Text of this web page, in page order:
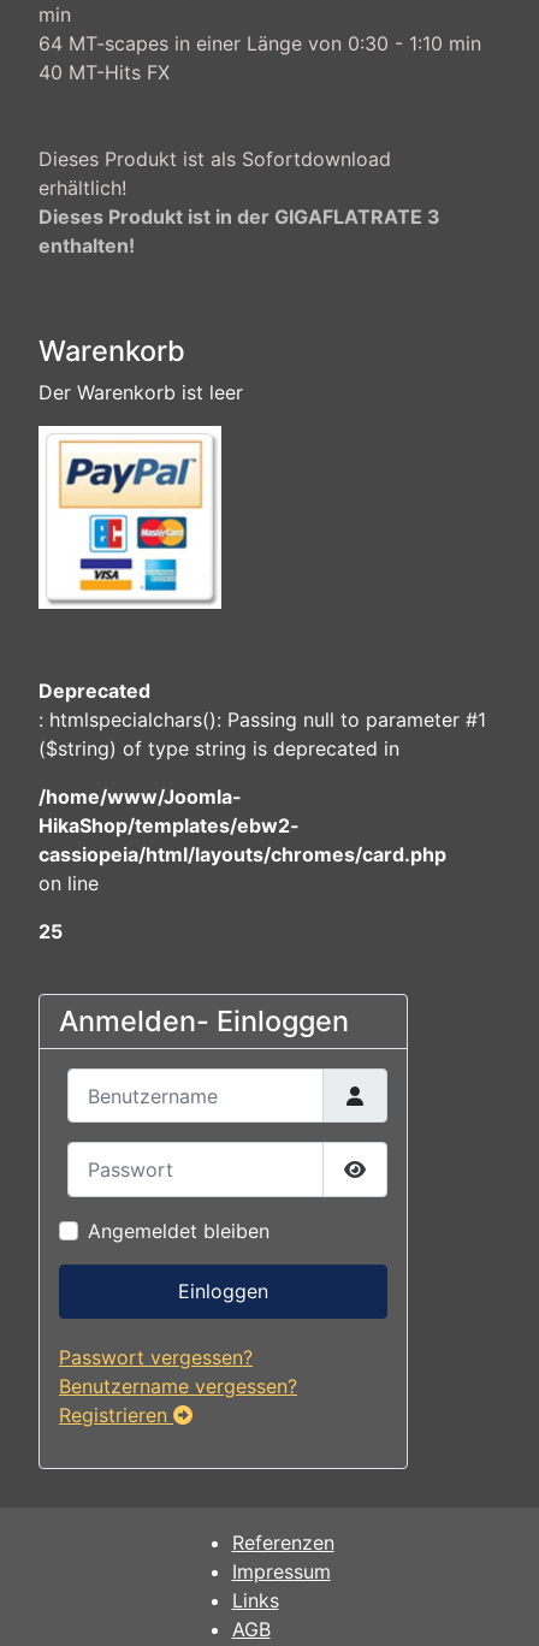
min
64 MT-scapes in einer Länge von 0:30 - 1:10 min
40 MT-Hits FX
Dieses Produkt ist als Sofortdownload
erhältlich!
Dieses Produkt ist in der GIGAFLATRATE 3
enthalten!
Warenkorb
Der Warenkorb ist leer
Deprecated
: htmlspecialchars(): Passing null to parameter #1
($string) of type string is deprecated in
/home/www/Joomla-
HikaShop/templates/ebw2-
cassiopeia/html/layouts/chromes/card.php
on line
25
Anmelden- Einloggen
Passwort anzeigen
Angemeldet bleiben
Einloggen
Passwort vergessen?
Benutzername vergessen?
Registrieren
Referenzen
Impressum
Links
AGB